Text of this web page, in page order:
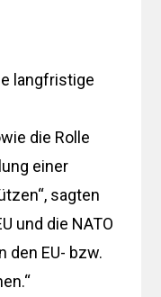
langfristige
die Rolle
einer
sagten
und die NATO
den EU- bzw.